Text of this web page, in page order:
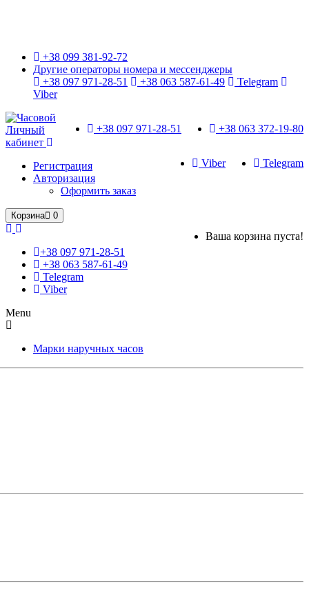
+38 099 381-92-72
Другие операторы номера и мессенджеры
+38 097 971-28-51
+38 063 587-61-49
Telegram
Viber
+38 063 372-19-80
+38 097 971-28-51
Telegram
Viber
Личный
кабинет
Регистрация
Авторизация
Оформить заказ
Корзина 0
Ваша корзина пуста!
+38 097 971-28-51
+38 063 587-61-49
Telegram
Viber
Menu
Марки наручных часов